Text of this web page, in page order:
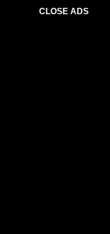
CLOSE ADS